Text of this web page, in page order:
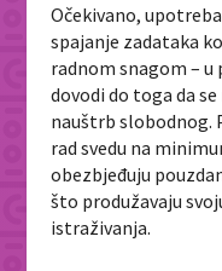
Očekivano,
spajanje zadataka
radnom snagom –
dovodi do toga da
nauštrb slobodnog.
rad svedu na
obezbjeđuju
što produžavaju
istraživanja.